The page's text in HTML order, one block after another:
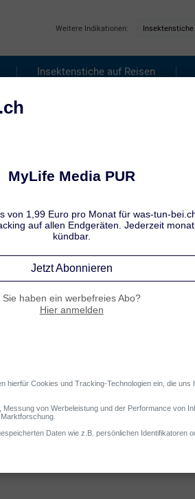
Weitere Indikationen:
Insektenstiche auf Reisen
Massnahmen sind sinnvoll? Hier